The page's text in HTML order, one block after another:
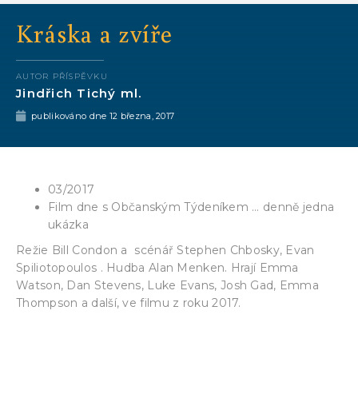
Kráska a zvíře
AUTOR PŘÍSPĚVKU
Jindřich Tichý ml.
publikováno dne 12 března, 2017
03/2017
Film dne s Občanským Týdeníkem … denně jedna
ukázka
Režie Bill Condon a scénář Stephen Chbosky, Evan
Spiliotopoulos . Hudba Alan Menken. Hrají Emma
Watson, Dan Stevens, Luke Evans, Josh Gad, Emma
Thompson a další, ve filmu z roku 2017.